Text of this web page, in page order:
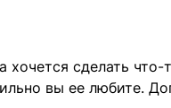
хочется сделать
вы ее любите.